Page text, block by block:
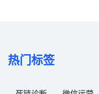
热门标签